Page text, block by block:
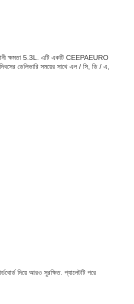
ক্ষমতা 5.3L. এটি একটি CEEPAEURO
ডেলিভারি সময়ের সাথে এল / সি, ডি / এ,
দিয়ে আরও সুরক্ষিত. প্যালেটটি পরে